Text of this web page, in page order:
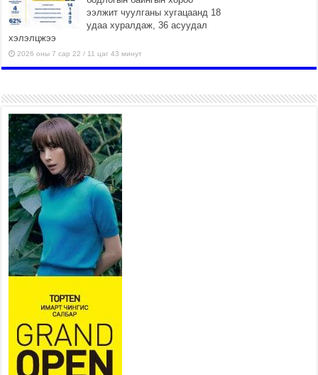
ээлжит чуулганы хугацаанд 18
удаа хуралдаж, 36 асуудал
хэлэлцжээ
2026 оны 7 сар 22 / 11 цаг 43 минут
боломжтой-Хүүхэд хөгжүүлэх
төв” байгуулах төсөлд төр,
хувийн хэвшлийн түншлэлийн хүрээнд хамтран
ажиллахыг урьж байна
2026 оны 7 сар 22 / 9 цаг 28 минут
Б.Пүрэвдагва: “Урт цагаан”-ыг
залуучууд чөлөөт цагаа
өнгөрүүлдэг, жуулчид зорьж
ирдэг цэг болгоно
2026 оны 7 сар 21 / 16 цаг 47 минут
Тусгай замын автобус /BRT/ төслийн удирдах
хорооны ээлжит хуралдаан боллоо
Ерөнхий сайд Н.Учрал БНХАУ-аас Монгол Улсад
суугаа Элчин сайд Шэнь Миньжюанийг хүлээн
авч уулзав
2026 оны 7 сар 21 / 16 цаг 39 минут
БҮГД НАЙРАМДАХ ТАЖИКИСТАН УЛСТАЙ